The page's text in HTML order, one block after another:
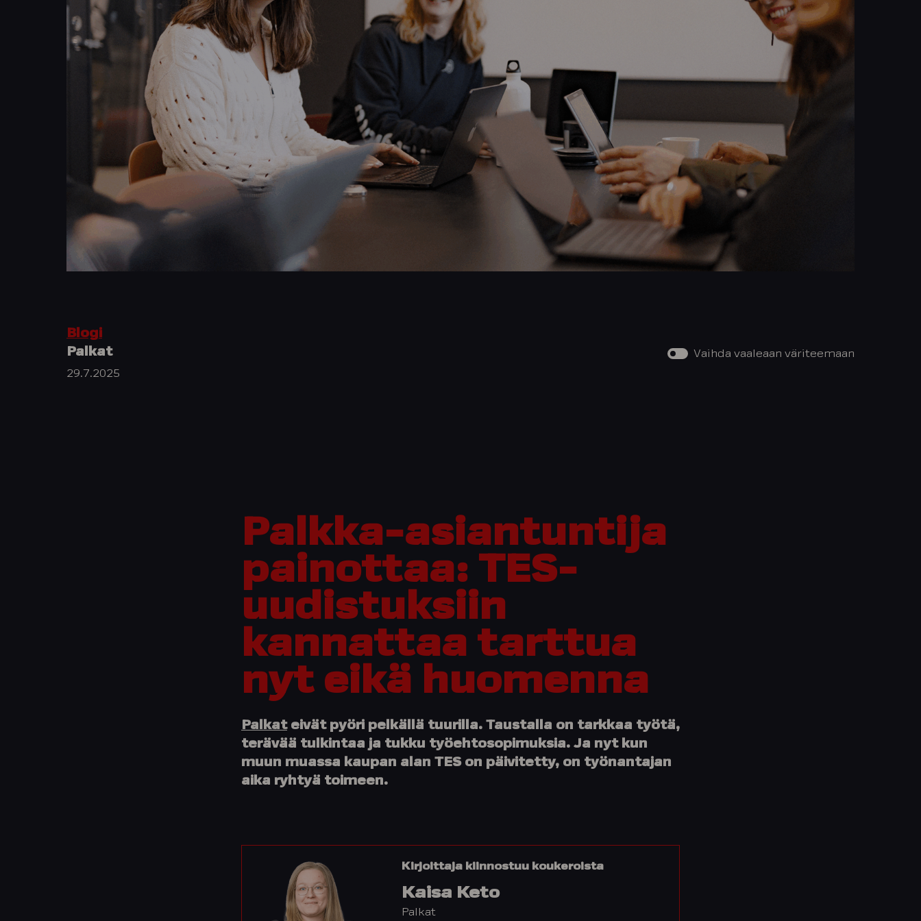
Blogi
Palkat
29.7.2025
Vaihda vaaleaan väriteemaan
Palkka-asiantuntija
painottaa: TES-
uudistuksiin
kannattaa tarttua
nyt eikä huomenna
Palkateivät pyöri pelkällä tuurilla. Taustalla on tarkkaa työtä,
terävää tulkintaa ja tukku työehtosopimuksia. Ja nyt kun
muun muassa kaupan alan TES on päivitetty, on työnantajan
aika ryhtyä toimeen.
Kirjoittaja kiinnostuu koukeroista
Kaisa Keto
Palkat